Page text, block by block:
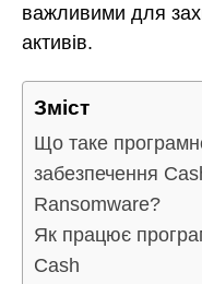
важливими для
активів.
Зміст
Що таке
забезпечення
Ransomware?
Як працює
Cash